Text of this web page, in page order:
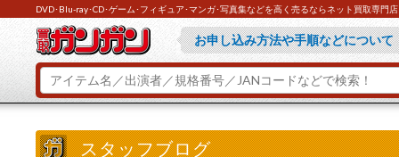
DVD･Blu-ray･CD･ゲーム･フィギュア･マンガ･写真集などを高く売るならネット買取専門
スタッフブログ
買取ガンガンが選ばれている理由
お申し込み方法や手順などについ
とにかくお急ぎの方は『ラクラク
ご不明な点があれば『よくあるご質